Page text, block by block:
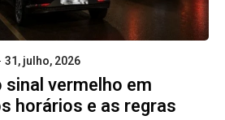
31, julho, 2026
sinal vermelho em
horários e as regras